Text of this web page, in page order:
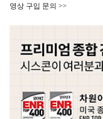
영상 구입 문의 >>